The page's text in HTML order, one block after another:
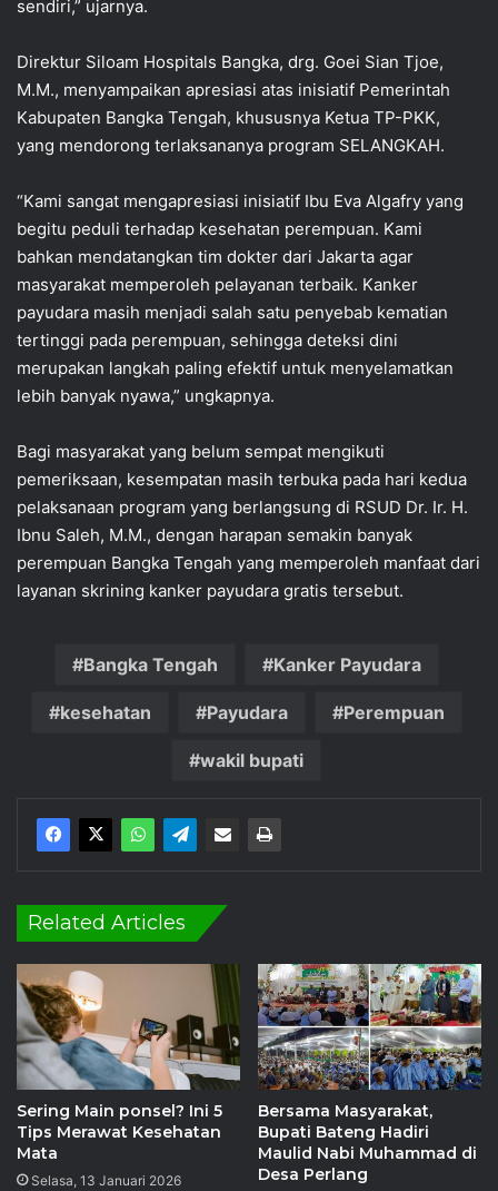
sendiri,” ujarnya.
Direktur Siloam Hospitals Bangka, drg. Goei Sian Tjoe,
M.M., menyampaikan apresiasi atas inisiatif Pemerintah
Kabupaten Bangka Tengah, khususnya Ketua TP-PKK,
yang mendorong terlaksananya program SELANGKAH.
“Kami sangat mengapresiasi inisiatif Ibu Eva Algafry yang
begitu peduli terhadap kesehatan perempuan. Kami
bahkan mendatangkan tim dokter dari Jakarta agar
masyarakat memperoleh pelayanan terbaik. Kanker
payudara masih menjadi salah satu penyebab kematian
tertinggi pada perempuan, sehingga deteksi dini
merupakan langkah paling efektif untuk menyelamatkan
lebih banyak nyawa,” ungkapnya.
Bagi masyarakat yang belum sempat mengikuti
pemeriksaan, kesempatan masih terbuka pada hari kedua
pelaksanaan program yang berlangsung di RSUD Dr. Ir. H.
Ibnu Saleh, M.M., dengan harapan semakin banyak
perempuan Bangka Tengah yang memperoleh manfaat dari
layanan skrining kanker payudara gratis tersebut.
Bangka Tengah Kanker Payudara
kesehatan Payudara Perempuan
wakil bupati
Related Articles
Sering Main ponsel? Ini 5
Tips Merawat Kesehatan
Mata
Selasa, 13 Januari 2026
Bersama Masyarakat,
Bupati Bateng Hadiri
Maulid Nabi Muhammad di
Desa Perlang